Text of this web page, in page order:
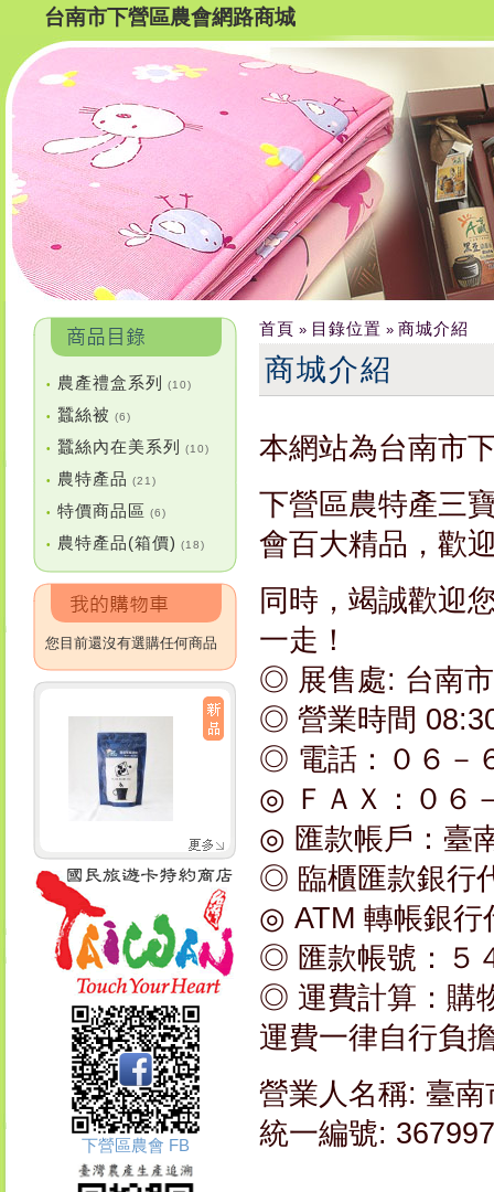
台南市下營區農會網路商城
• 農產禮盒系列 (10)
• 蠶絲被 (6)
• 蠶絲內在美系列 (10)
• 農特產品 (21)
• 特價商品區 (6)
• 農特產品(箱價) (18)
您目前還沒有選購任何商品
下營區農會 FB
首頁 » 目錄位置 » 商城介紹
商城介紹
本網站為台南市
下營區農特產三
會百大精品，歡
同時，竭誠歡迎
一走！
◎ 展售處: 台南
◎ 營業時間
◎ 電話：０６－
◎ ＦＡＸ：０６
◎ 匯款帳戶：臺
◎ 臨櫃匯款銀行
◎ ATM 轉帳銀行
◎ 匯款帳號：５
◎ 運費計算：購
運費一律自行負
營業人名稱: 臺
統一編號: